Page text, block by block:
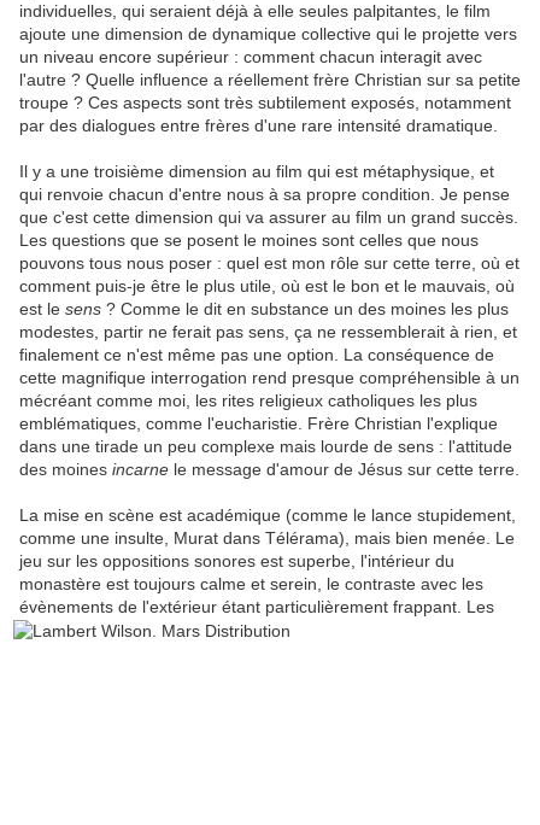
individuelles, qui seraient déjà à elle seules palpitantes, le film
ajoute une dimension de dynamique collective qui le projette vers
un niveau encore supérieur : comment chacun interagit avec
l'autre ? Quelle influence a réellement frère Christian sur sa petite
troupe ? Ces aspects sont très subtilement exposés, notamment
par des dialogues entre frères d'une rare intensité dramatique.
Il y a une troisième dimension au film qui est métaphysique, et
qui renvoie chacun d'entre nous à sa propre condition. Je pense
que c'est cette dimension qui va assurer au film un grand succès.
Les questions que se posent le moines sont celles que nous
pouvons tous nous poser : quel est mon rôle sur cette terre, où et
comment puis-je être le plus utile, où est le bon et le mauvais, où
est le sens ? Comme le dit en substance un des moines les plus
modestes, partir ne ferait pas sens, ça ne ressemblerait à rien, et
finalement ce n'est même pas une option. La conséquence de
cette magnifique interrogation rend presque compréhensible à un
mécréant comme moi, les rites religieux catholiques les plus
emblématiques, comme l'eucharistie. Frère Christian l'explique
dans une tirade un peu complexe mais lourde de sens : l'attitude
des moines incarne le message d'amour de Jésus sur cette terre.
La mise en scène est académique (comme le lance stupidement,
comme une insulte, Murat dans Télérama), mais bien menée. Le
jeu sur les oppositions sonores est superbe, l'intérieur du
monastère est toujours calme et serein, le contraste avec les
évènements de l'extérieur étant particulièrement frappant. Les